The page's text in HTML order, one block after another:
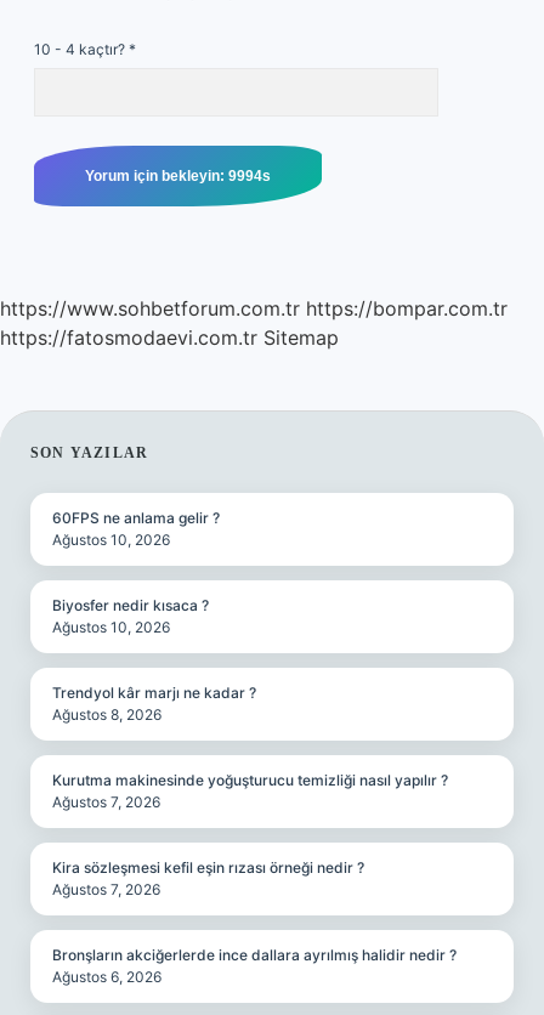
10 - 4 kaçtır? *
https://www.sohbetforum.com.tr https://bompar.com.tr
https://fatosmodaevi.com.tr Sitemap
SIDEBAR
SON YAZILAR
60FPS ne anlama gelir ?
Ağustos 10, 2026
Biyosfer nedir kısaca ?
Ağustos 10, 2026
Trendyol kâr marjı ne kadar ?
Ağustos 8, 2026
Kurutma makinesinde yoğuşturucu temizliği nasıl yapılır ?
Ağustos 7, 2026
Kira sözleşmesi kefil eşin rızası örneği nedir ?
Ağustos 7, 2026
Bronşların akciğerlerde ince dallara ayrılmış halidir nedir ?
Ağustos 6, 2026